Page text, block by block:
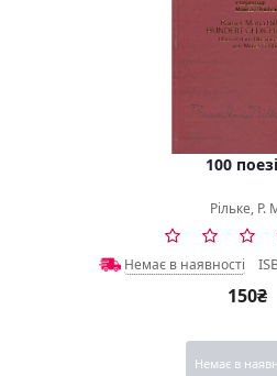
100
Рільке, Р.
Немає в наявності
150₴
Немає в